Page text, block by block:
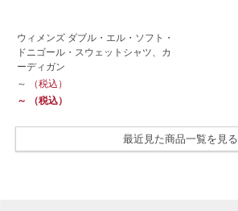
ウィメンズ ダブル・エル・ソフト・
ドニゴール・スウェットシャツ、カ
ーディガン
～
（税込）
～
（税込）
最近見た商品一覧を見る